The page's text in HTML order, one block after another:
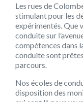
Les rues de
stimulant pour les
expérimentés. Que
conduite sur
compétences dans
conduite sont
parcours.
Nos écoles de
disposition des